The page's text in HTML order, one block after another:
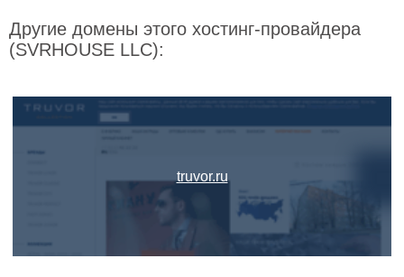
Другие домены этого хостинг-провайдера
(SVRHOUSE LLC):
truvor.ru